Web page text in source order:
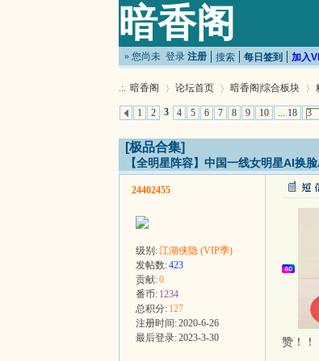
暗香阁
» 您尚未 登录 注册 搜索 每日签到 加入
.:. 暗香阁
»
论坛首页
›
暗香阁|综合板块
›
1 2 3 4 5 6 7 8 9 10 ... 18
[极品合集]
【全明星阵容】中国一线女明星AI换
24402455
级别:江湖侠隐 (VIP季)
发帖数:423
贡献:0
番币: 1234
总积分: 127
注册时间:2020-6-26
最后登录:2023-3-30 赞！！